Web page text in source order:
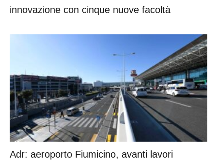
innovazione con cinque nuove facoltà
Adr: aeroporto Fiumicino, avanti lavori